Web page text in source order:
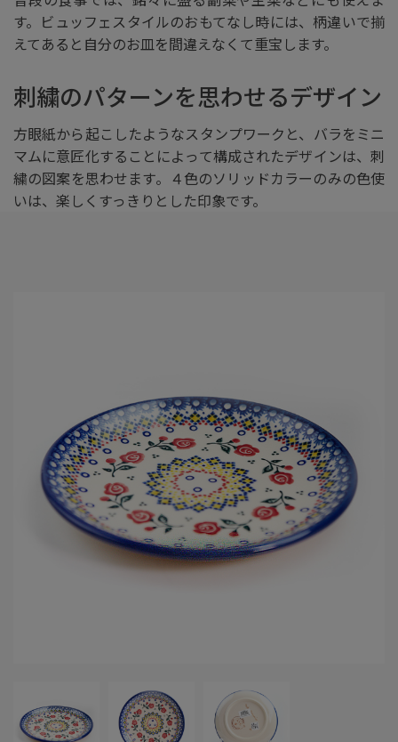
す。ビュッフェスタイルのおもてなし時には、柄違いで揃
えてあると自分のお皿を間違えなくて重宝します。
刺繍のパターンを思わせるデザイン
方眼紙から起こしたようなスタンプワークと、バラをミニ
マムに意匠化することによって構成されたデザインは、刺
繍の図案を思わせます。４色のソリッドカラーのみの色使
いは、楽しくすっきりとした印象です。